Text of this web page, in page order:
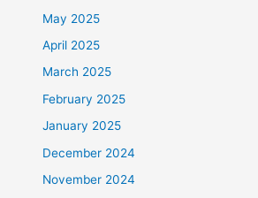
May 2025
April 2025
March 2025
February 2025
January 2025
December 2024
November 2024